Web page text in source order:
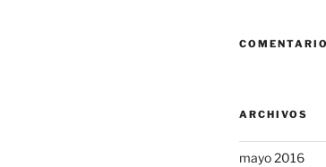
ARCHIVOS
mayo 2016